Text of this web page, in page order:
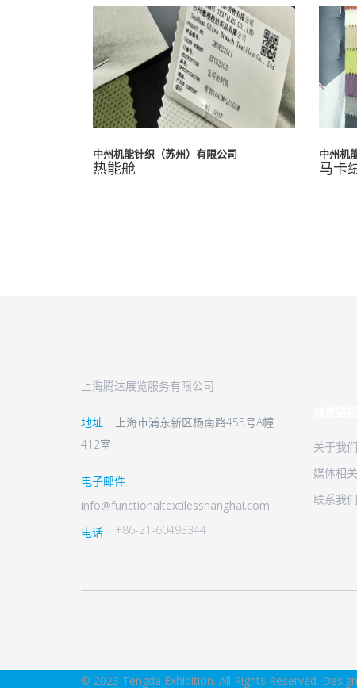
中州机能针织（苏州）有限公司
热能舱
中州机
马卡
上海腾达展览服务有限公司
地址
上海市浦东新区杨南路455号A幢
412室
电子邮件
info@functionaltextilesshanghai.com
电话
+86-21-60493344
关于我们
媒体相关
联系我们
© 2023 Tengda Exhibition. All Rights Reserved.